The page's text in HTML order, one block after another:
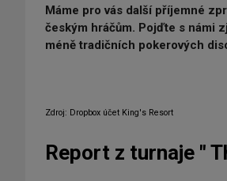
Máme pro vás další příjemné
českým hráčům. Pojďte s námi
méně tradičních pokerových
Zdroj: Dropbox účet King's Resort
Report z turnaje "